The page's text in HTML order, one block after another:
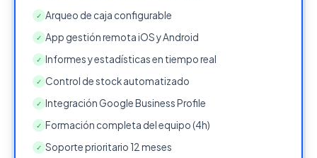
✓ Arqueo de caja configurable
✓ App gestión remota iOS y Android
✓ Informes y estadísticas en tiempo real
✓ Control de stock automatizado
✓ Integración Google Business Profile
✓ Formación completa del equipo (4h)
✓ Soporte prioritario 12 meses